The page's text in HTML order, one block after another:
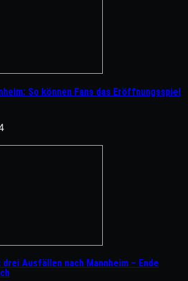
So können Fans das Eröffnungsspiel
Ausfällen nach Mannheim – Ende